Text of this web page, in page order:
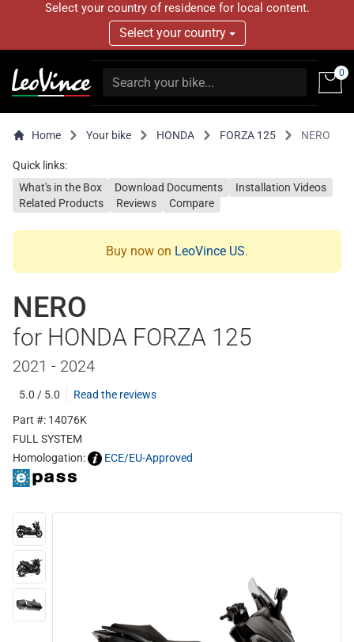
Select your country of residence for local content.
Select your country
0
Home Your bike HONDA FORZA 125 NERO
Quick links:
What's in the Box
Download Documents
Installation Videos
Related Products
Reviews Compare
Buy now on LeoVince US.
NERO
for HONDA FORZA 125
2021 - 2024
5.0 / 5.0
Read the reviews
Part #: 14076K
FULL SYSTEM
Homologation:
ECE/EU-Approved